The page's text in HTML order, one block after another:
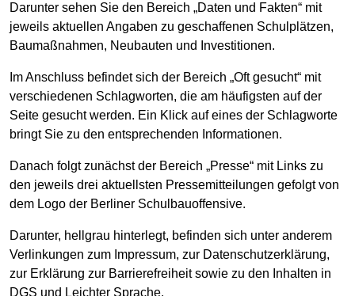
Darunter sehen Sie den Bereich „Daten und Fakten“ mit
jeweils aktuellen Angaben zu geschaffenen Schulplätzen,
Baumaßnahmen, Neubauten und Investitionen.
Im Anschluss befindet sich der Bereich „Oft gesucht“ mit
verschiedenen Schlagworten, die am häufigsten auf der
Seite gesucht werden. Ein Klick auf eines der Schlagworte
bringt Sie zu den entsprechenden Informationen.
Danach folgt zunächst der Bereich „Presse“ mit Links zu
den jeweils drei aktuellsten Pressemitteilungen gefolgt von
dem Logo der Berliner Schulbauoffensive.
Darunter, hellgrau hinterlegt, befinden sich unter anderem
Verlinkungen zum Impressum, zur Datenschutzerklärung,
zur Erklärung zur Barrierefreiheit sowie zu den Inhalten in
DGS und Leichter Sprache.